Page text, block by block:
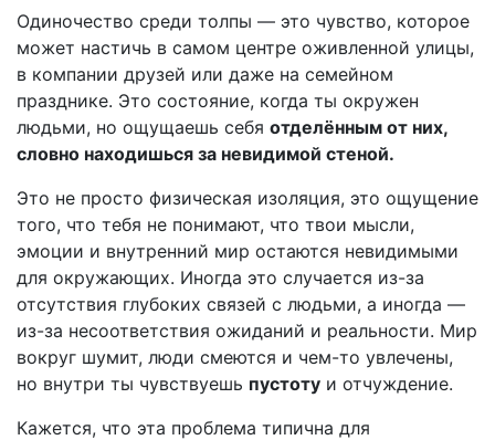
Одиночество среди толпы — это чувство, которое
может настичь в самом центре оживленной улицы,
в компании друзей или даже на семейном
празднике. Это состояние, когда ты окружен
людьми, но ощущаешь себя отделённым от них,
словно находишься за невидимой стеной.
Это не просто физическая изоляция, это ощущение
того, что тебя не понимают, что твои мысли,
эмоции и внутренний мир остаются невидимыми
для окружающих. Иногда это случается из-за
отсутствия глубоких связей с людьми, а иногда —
из-за несоответствия ожиданий и реальности. Мир
вокруг шумит, люди смеются и чем-то увлечены,
но внутри ты чувствуешь пустоту и отчуждение.
Кажется, что эта проблема типична для